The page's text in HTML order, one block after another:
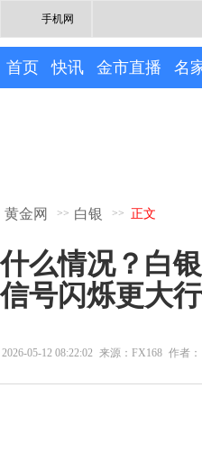
手机网
首页 快讯 金市直播 名
黄金网 >> 白银 >> 正文
什么情况？白
信号闪烁更大
2026-05-12 08:22:02 来源：FX168 作者：